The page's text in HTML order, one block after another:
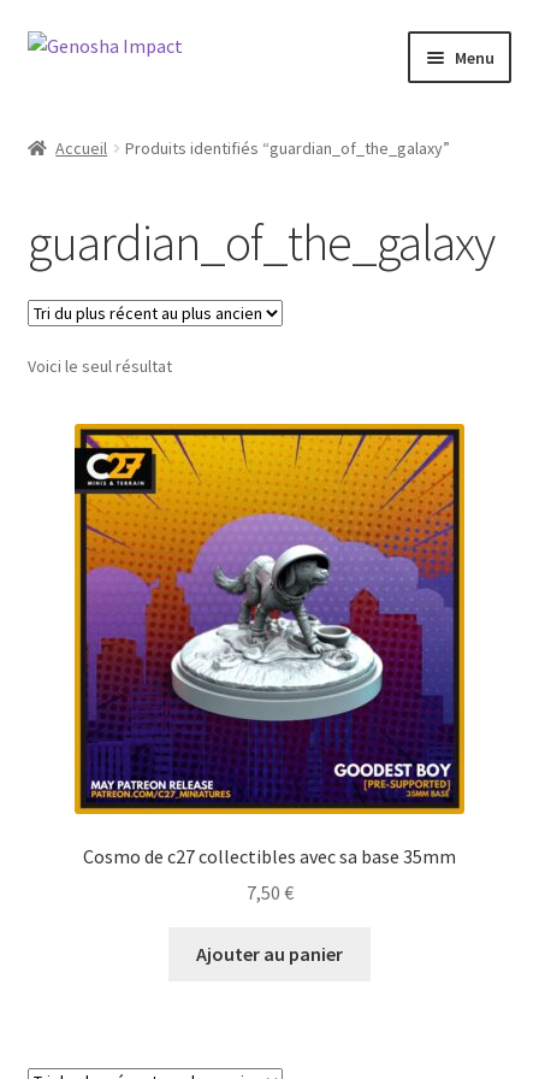
Aller
navigation
Aller
Menu
Checkout
My account
Shop
Wishlist
Accueil Produits identifiés “guardian_of_the_galaxy”
guardian_of_the_galaxy
Voici le seul résultat
Cosmo de c27 collectibles avec sa base 35mm
7,50 €
Ajouter au panier